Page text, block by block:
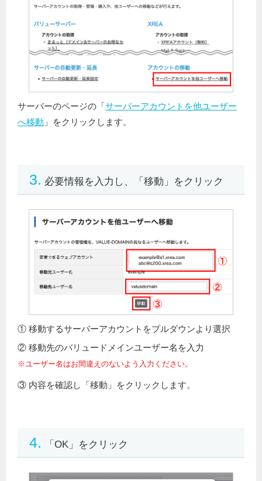
サーバーのページの「サーバーアカウントを他ユーザー
へ移動 」をクリックします。
3. 必要情報を入力し、「移動」をクリック
① 移動するサーバーアカウントをプルダウンより選択
② 移動先のバリュードメインユーザー名を入力
※ユーザー名はお間違えのないよう入力ください。
③ 内容を確認し「移動」をクリックします。
4. 「OK」をクリック